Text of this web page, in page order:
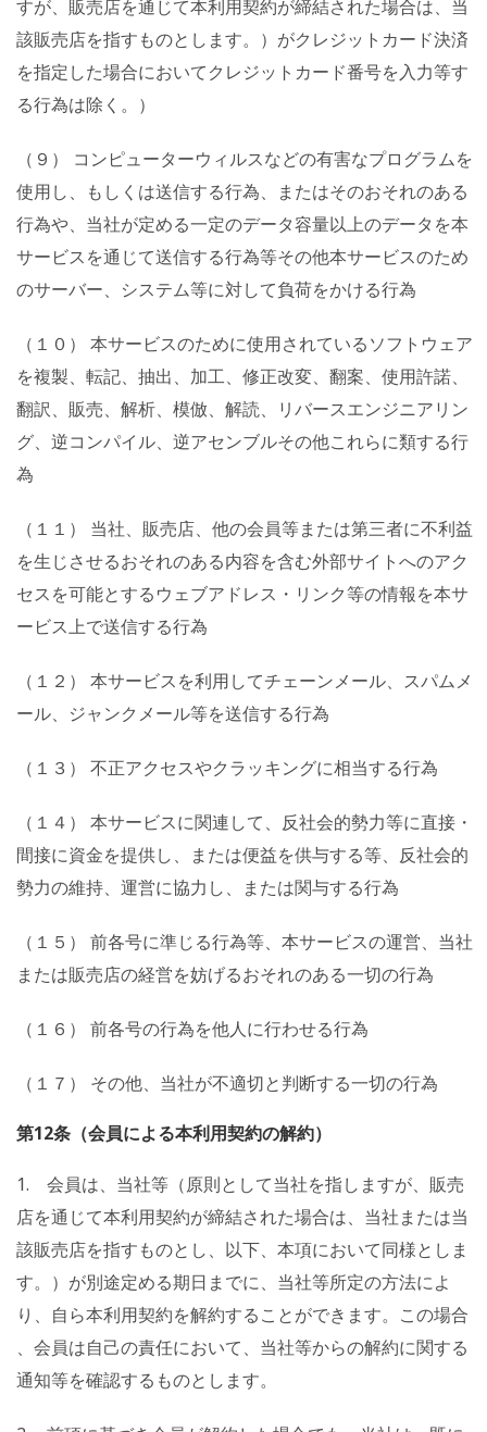
すが、販売店を通じて本利用契約が締結された場合は、当
該販売店を指すものとします。）がクレジットカード決済
を指定した場合においてクレジットカード番号を入力等す
る行為は除く。）
（９） コンピューターウィルスなどの有害なプログラムを
使用し、もしくは送信する行為、またはそのおそれのある
行為や、当社が定める一定のデータ容量以上のデータを本
サービスを通じて送信する行為等その他本サービスのため
のサーバー、システム等に対して負荷をかける行為
（１０） 本サービスのために使用されているソフトウェア
を複製、転記、抽出、加工、修正改変、翻案、使用許諾、
翻訳、販売、解析、模倣、解読、リバースエンジニアリン
グ、逆コンパイル、逆アセンブルその他これらに類する行
為
（１１） 当社、販売店、他の会員等または第三者に不利益
を生じさせるおそれのある内容を含む外部サイトへのアク
セスを可能とするウェブアドレス・リンク等の情報を本サ
ービス上で送信する行為
（１２） 本サービスを利用してチェーンメール、スパムメ
ール、ジャンクメール等を送信する行為
（１３） 不正アクセスやクラッキングに相当する行為
（１４） 本サービスに関連して、反社会的勢力等に直接・
間接に資金を提供し、または便益を供与する等、反社会的
勢力の維持、運営に協力し、または関与する行為
（１５） 前各号に準じる行為等、本サービスの運営、当社
または販売店の経営を妨げるおそれのある一切の行為
（１６） 前各号の行為を他人に行わせる行為
（１７） その他、当社が不適切と判断する一切の行為
第12条（会員による本利用契約の解約）
1. 会員は、当社等（原則として当社を指しますが、販売
店を通じて本利用契約が締結された場合は、当社または当
該販売店を指すものとし、以下、本項において同様としま
す。）が別途定める期日までに、当社等所定の方法によ
り、自ら本利用契約を解約することができます。この場合
、会員は自己の責任において、当社等からの解約に関する
通知等を確認するものとします。